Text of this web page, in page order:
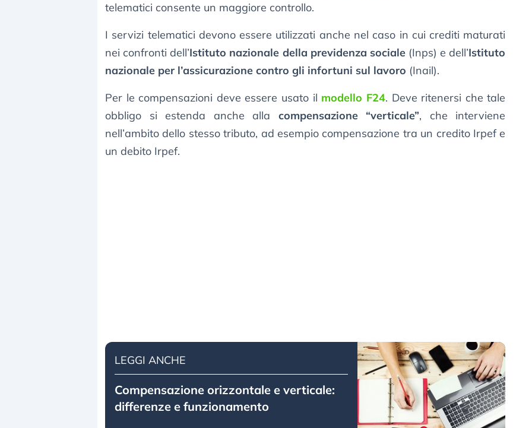
telematici consente un maggiore controllo.
I servizi telematici devono essere utilizzati anche nel caso in cui crediti maturati
nei confronti dell’Istituto nazionale della previdenza sociale(Inps) e dell’Istituto
nazionale per l’assicurazione contro gli infortuni sul lavoro (Inail).
Per le compensazioni deve essere usato il modello F24. Deve ritenersi che tale
obbligo si estenda anche alla compensazione “verticale”, che interviene
nell’ambito dello stesso tributo, ad esempio compensazione tra un credito Irpef e
un debito Irpef.
LEGGI ANCHE
Compensazione orizzontale e verticale:
differenze e funzionamento